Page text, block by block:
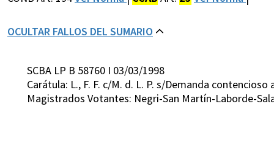
OCULTAR FALLOS DEL SUMARIO
SCBA LP B 58760 I 03/03/1998
Carátula: L., F. F. c/M. d. L. P. s/Demanda
Magistrados Votantes: Negri-San Martín-Laborde-